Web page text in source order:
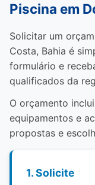
Piscina em
Solicitar um
Costa, Bahia é
formulário e
qualificados da
O orçamento
equipamentos e
propostas e
1. Solicite